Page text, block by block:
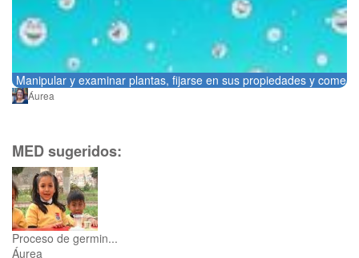
Manipular y examinar plantas, fijarse en sus propiedades y
Áurea
MED sugeridos:
Proceso de germin...
Áurea